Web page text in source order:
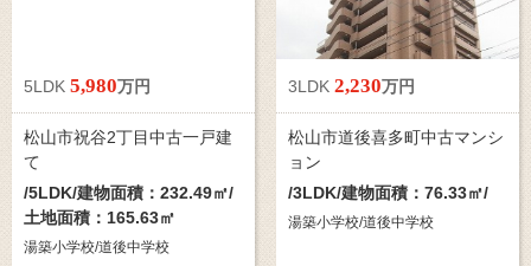
5LDK 5,980万円
松山市祝谷2丁目中古一戸建
て
/5LDK/建物面積：232.49㎡/
土地面積：165.63㎡
湯築小学校/道後中学校
3LDK 2,230万円
松山市道後喜多町中古マンシ
ョン
/3LDK/建物面積：76.33㎡/
湯築小学校/道後中学校